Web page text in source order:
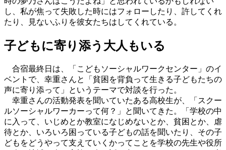
し、私が焦って失敗した時にはフォローしたり、許してくれ
たり、見ないふりを彼女たちはしてくれている。
子どもに寄り添う大人もいる
合宿最終日は、「こどもソーシャルワークセンター」のイ
ベントで、幸重さんと「貧困を背負って生きる子どもたちの
声に寄り添って」というテーマで対談を行った。
幸重さんの活動発表を聞いていたある高校生が、「スクー
ルソーシャルワーカーって何？」と聞いてきた。「学校の中
に入って、いじめとか教室になじめないとか、貧困とか、虐
待とか、いろいろ困っている子どもの話を聞いたり、その子
どもをどうやって支えていくかってことを学校の先生や役所